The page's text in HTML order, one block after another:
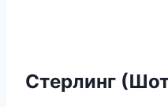
Стерлинг